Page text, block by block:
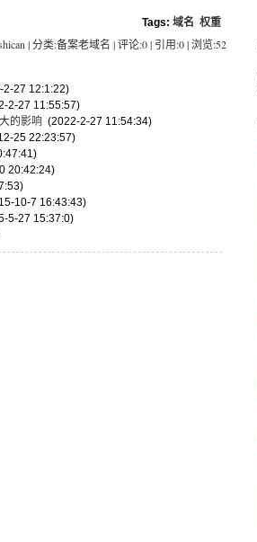
Tags: 域名 权重
| 分类:备案老域名 | 评论:0 | 引用:0 | 浏览:52
2-27 12:1:22)
2-27 11:55:57)
的影响 (2022-2-27 11:54:34)
25 22:23:57)
20:42:24)
10-7 16:43:43)
5-27 15:37:0)